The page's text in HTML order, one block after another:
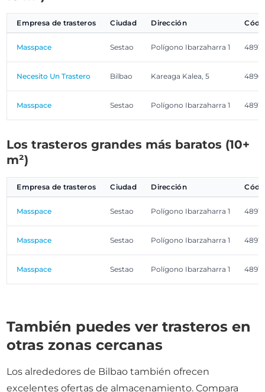
Empresa de trasteros Ciudad Dirección
Masspace Sestao Polígono Ibarzaharra 1 48910
Necesito Un Trastero Bilbao Kareaga Kalea, 5
Masspace Sestao Polígono Ibarzaharra 1 48910
Los trasteros grandes más baratos (10+
m²)
Empresa de trasteros Ciudad Dirección
Masspace Sestao Polígono Ibarzaharra 1 48910
Masspace Sestao Polígono Ibarzaharra 1 48910
Masspace Sestao Polígono Ibarzaharra 1 48910
También puedes ver trasteros en
otras zonas cercanas
Los alrededores de Bilbao también ofrecen
excelentes ofertas de almacenamiento. Compara